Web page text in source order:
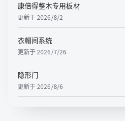
康倍得整木专用板材
更新于2026/8/2
衣帽间系统
更新于2026/7/26
隐形门
更新于2026/8/6